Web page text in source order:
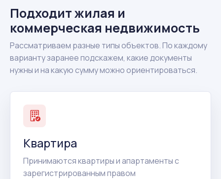
Подходит жилая и
коммерческая недвижимость
Рассматриваем разные типы объектов. По каждому
варианту заранее подскажем, какие документы
нужны и на какую сумму можно ориентироваться.
Квартира
Принимаются квартиры и апартаменты с
зарегистрированным правом